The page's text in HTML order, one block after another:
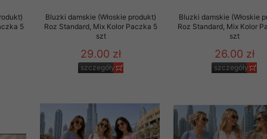
5
Bluzki damskie (Włoskie produkt)
Roz Standard, Mix Kolor Paczka 5
szt
29.00 zł
szczegóły
Bluzki damskie (Włoskie
Roz Standard, Mix Kolor
szt
26.00 zł
szczegóły
komputerze Klienta
naszej oferty do
internetowej
tych plików
na komputerze